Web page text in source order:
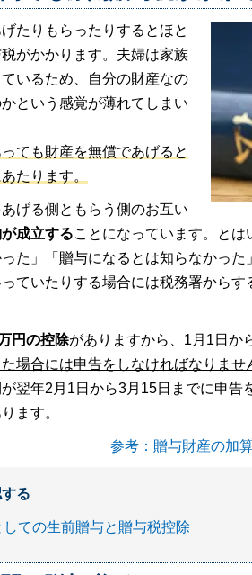
たりもらったりするとほと
がかかります。夫婦は家族
いるため、自分の財産なの
という感覚が薄れてしまい
ても財産を無償であげると
たります。
げる側ともらう側のお互い
成立することになっています。とは
た」「贈与になるとは知らなかっ
ていたりする場合には税務署から
円の控除がありますから、1月1日か
場合には申告をしなければなりませ
翌年2月1日から3月15日までに申告
ます。
参考：贈与財産の加
る
ての生前贈与と贈与税控除